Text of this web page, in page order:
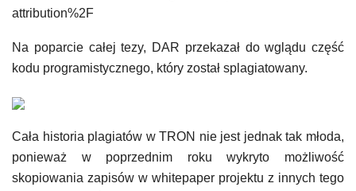
attribution%2F
Na poparcie całej tezy, DAR przekazał do wglądu część
kodu programistycznego, który został splagiatowany.
Cała historia plagiatów w TRON nie jest jednak tak młoda,
ponieważ w poprzednim roku wykryto możliwość
skopiowania zapisów w whitepaper projektu z innych tego